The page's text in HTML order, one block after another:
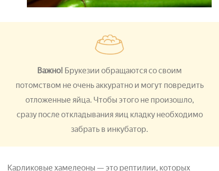
Важно! Брукезии обращаются со своим
потомством не очень аккуратно и могут повредить
отложенные яйца. Чтобы этого не произошло,
сразу после откладывания яиц кладку необходимо
забрать в инкубатор.
Карликовые хамелеоны — это рептилии, которых